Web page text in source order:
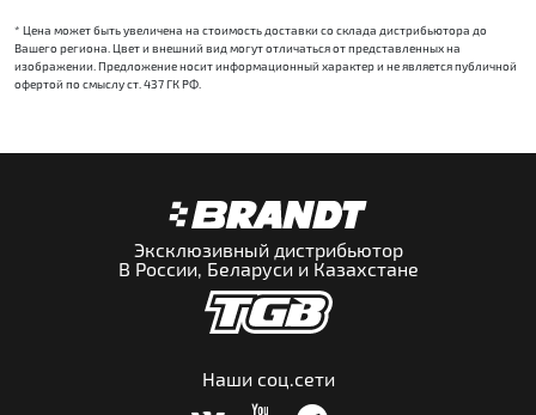
* Цена может быть увеличена на стоимость доставки со склада дистрибьютора до
Вашего региона. Цвет и внешний вид могут отличаться от представленных на
изображении. Предложение носит информационный характер и не является публичной
офертой по смыслу ст. 437 ГК РФ.
Эксклюзивный дистрибьютор
В России, Беларуси и Казахстане
Наши соц.сети